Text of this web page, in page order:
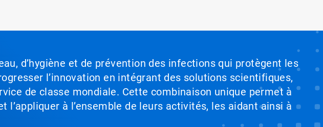
d’hygiène et de prévention des infections qui protègent les
l’innovation en intégrant des solutions scientifiques,
de classe mondiale. Cette combinaison unique permet à
à l’ensemble de leurs activités, les aidant ainsi à